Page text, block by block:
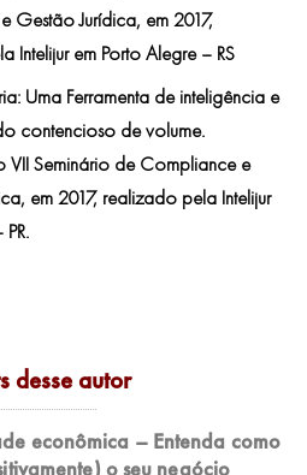
Gestão Jurídica, em 2017,
Intelijur em Porto Alegre – RS
Uma Ferramenta de inteligência e
contencioso de volume.
VII Seminário de Compliance e
em 2017, realizado pela Intelijur
desse autor
econômica – Entenda como
o seu negócio